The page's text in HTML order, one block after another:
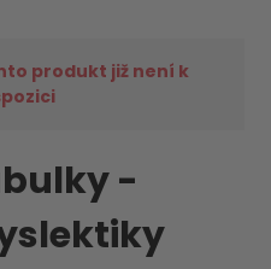
produkt již není k
-